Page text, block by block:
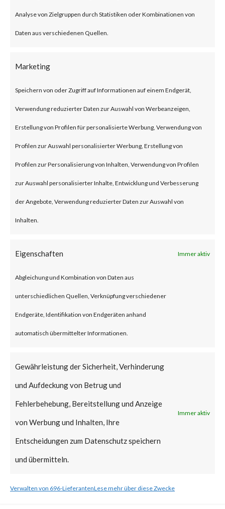
Analyse von Zielgruppen durch Statistiken oder Kombinationen von
Daten aus verschiedenen Quellen.
Marketing
Speichern von oder Zugriff auf Informationen auf einem Endgerät,
Verwendung reduzierter Daten zur Auswahl von Werbeanzeigen,
Erstellung von Profilen für personalisierte Werbung, Verwendung von
Profilen zur Auswahl personalisierter Werbung, Erstellung von
Profilen zur Personalisierung von Inhalten, Verwendung von Profilen
zur Auswahl personalisierter Inhalte, Entwicklung und Verbesserung
der Angebote, Verwendung reduzierter Daten zur Auswahl von
Inhalten.
Eigenschaften Immer aktiv
Abgleichung und Kombination von Daten aus
unterschiedlichen Quellen, Verknüpfung verschiedener
Endgeräte, Identifikation von Endgeräten anhand
automatisch übermittelter Informationen.
Gewährleistung der Sicherheit, Verhinderung
und Aufdeckung von Betrug und
Fehlerbehebung, Bereitstellung und Anzeige
von Werbung und Inhalten, Ihre
Entscheidungen zum Datenschutz speichern
und übermitteln.
Immer aktiv
Verwalten von 696-LieferantenLese mehr über diese Zwecke
2023-46805 and CVE-2024-
together may allow attackers to
for authentication on the
compromised system. Both
vulnerabilities have been added
to CISA’s Known Exploited
What is the Vendor Solution?
At the time of posting, there is
no patch available; Ivanti has
released workarounds as the
actively being exploited in the